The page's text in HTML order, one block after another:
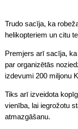
Trudo sacīja, ka
helikopteriem un citu
Premjers arī sacīja,
par organizētās
izdevumi 200 miljonu
Tiks arī izveidota
vienība, lai iegrožotu
atmazgāšanu.